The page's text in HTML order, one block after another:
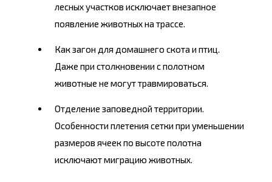
лесных участков исключает внезапное
появление животных на трассе.
Как загон для домашнего скота и птиц.
Даже при столкновении с полотном
животные не могут травмироваться.
Отделение заповедной территории.
Особенности плетения сетки при уменьшении
размеров ячеек по высоте полотна
исключают миграцию животных.